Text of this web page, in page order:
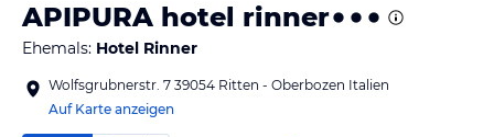
APIPURA hotel rinner
Ehemals: Hotel Rinner
Wolfsgrubnerstr. 7 39054 Ritten - Oberbozen Italien
Auf Karte anzeigen